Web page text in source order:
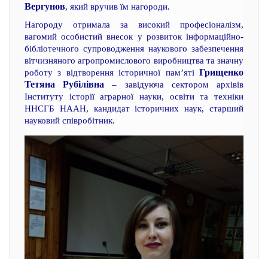
Вергунов, який вручив їм нагороди.
Нагороду отримала за високий професіоналізм,
вагомий особистий внесок у розвиток інформаційно-
бібліотечного супроводження наукового забезпечення
вітчизняного агропромислового виробництва та значну
роботу з відтворення історичної пам’яті Грищенко
Тетяна Рубілівна – завідуюча сектором архівів
Інституту історії аграрної науки, освіти та техніки
ННСГБ НААН, кандидат історичних наук, старший
науковий співробітник.